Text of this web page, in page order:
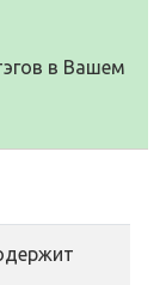
в Вашем